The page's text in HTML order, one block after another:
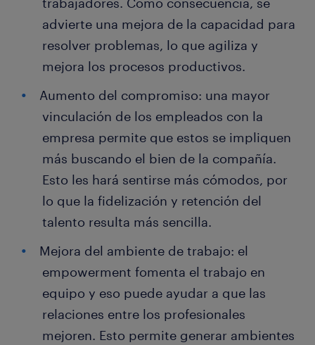
advierte una mejora de la capacidad para
resolver problemas, lo que agiliza y
mejora los procesos productivos.
Aumento del compromiso: una mayor
vinculación de los empleados con la
empresa permite que estos se impliquen
más buscando el bien de la compañía.
Esto les hará sentirse más cómodos, por
lo que la fidelización y retención del
talento resulta más sencilla.
Mejora del ambiente de trabajo: el
empowerment fomenta el trabajo en
equipo y eso puede ayudar a que las
relaciones entre los profesionales
mejoren. Esto permite generar ambientes